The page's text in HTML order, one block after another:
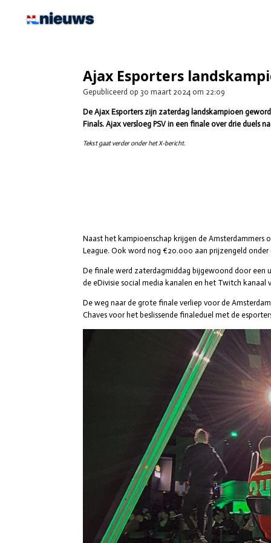
Ajax Esporters
Gepubliceerd op 30 maart 2024 om 22:09
De Ajax Esporters zijn zaterdag landskampioen
Finals. Ajax versloeg PSV in een finale over drie duels
Tekst gaat verder onder het X-bericht.
Naast het kampioenschap krijgen de Amsterdammers
League. Ook word nog €20.000 aan prijzengeld
De finale werd zaterdagmiddag bijgewoond door een
de eDivisie social media kanalen en het Twitch kanaal
De weg naar de grote finale verliep voor de
Chaves voor het beslissende finaleduel met de